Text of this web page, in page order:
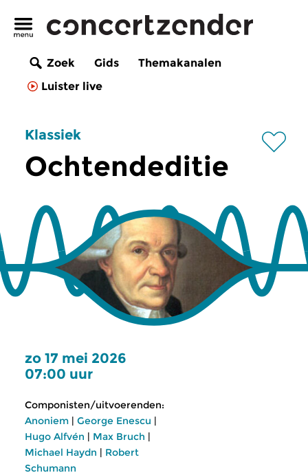
Zoek Gids
Themakanalen
Luister live
Klassiek
Ochtendeditie
zo 17 mei 2026
07:00 uur
Componisten/uitvoerenden:
Anoniem | George Enescu |
Hugo Alfvén | Max Bruch |
Michael Haydn | Robert
Schumann